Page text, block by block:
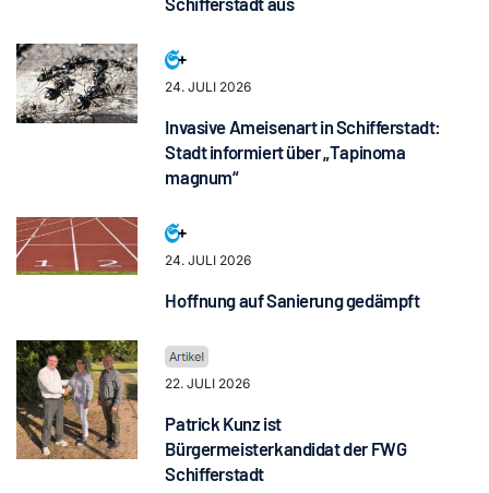
24. JULI 2026
Invasive Ameisenart in Schifferstadt:
Stadt informiert über „Tapinoma
magnum“
24. JULI 2026
Hoffnung auf Sanierung gedämpft
22. JULI 2026
Patrick Kunz ist
Bürgermeisterkandidat der FWG
Schifferstadt